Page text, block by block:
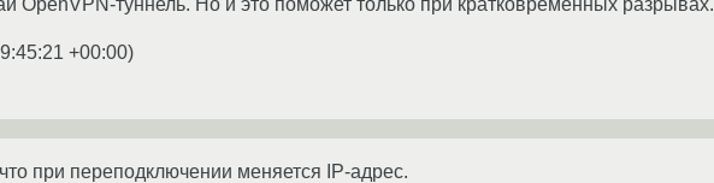
+00:00)
при переподключении меняется IP-адрес.